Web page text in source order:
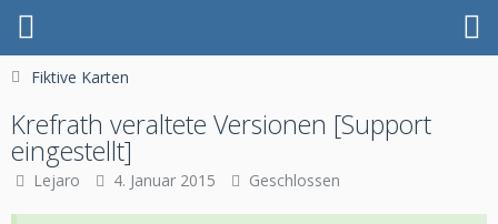
Fiktive Karten
Krefrath veraltete Versionen [Support
eingestellt]
Lejaro 4. Januar 2015 Geschlossen